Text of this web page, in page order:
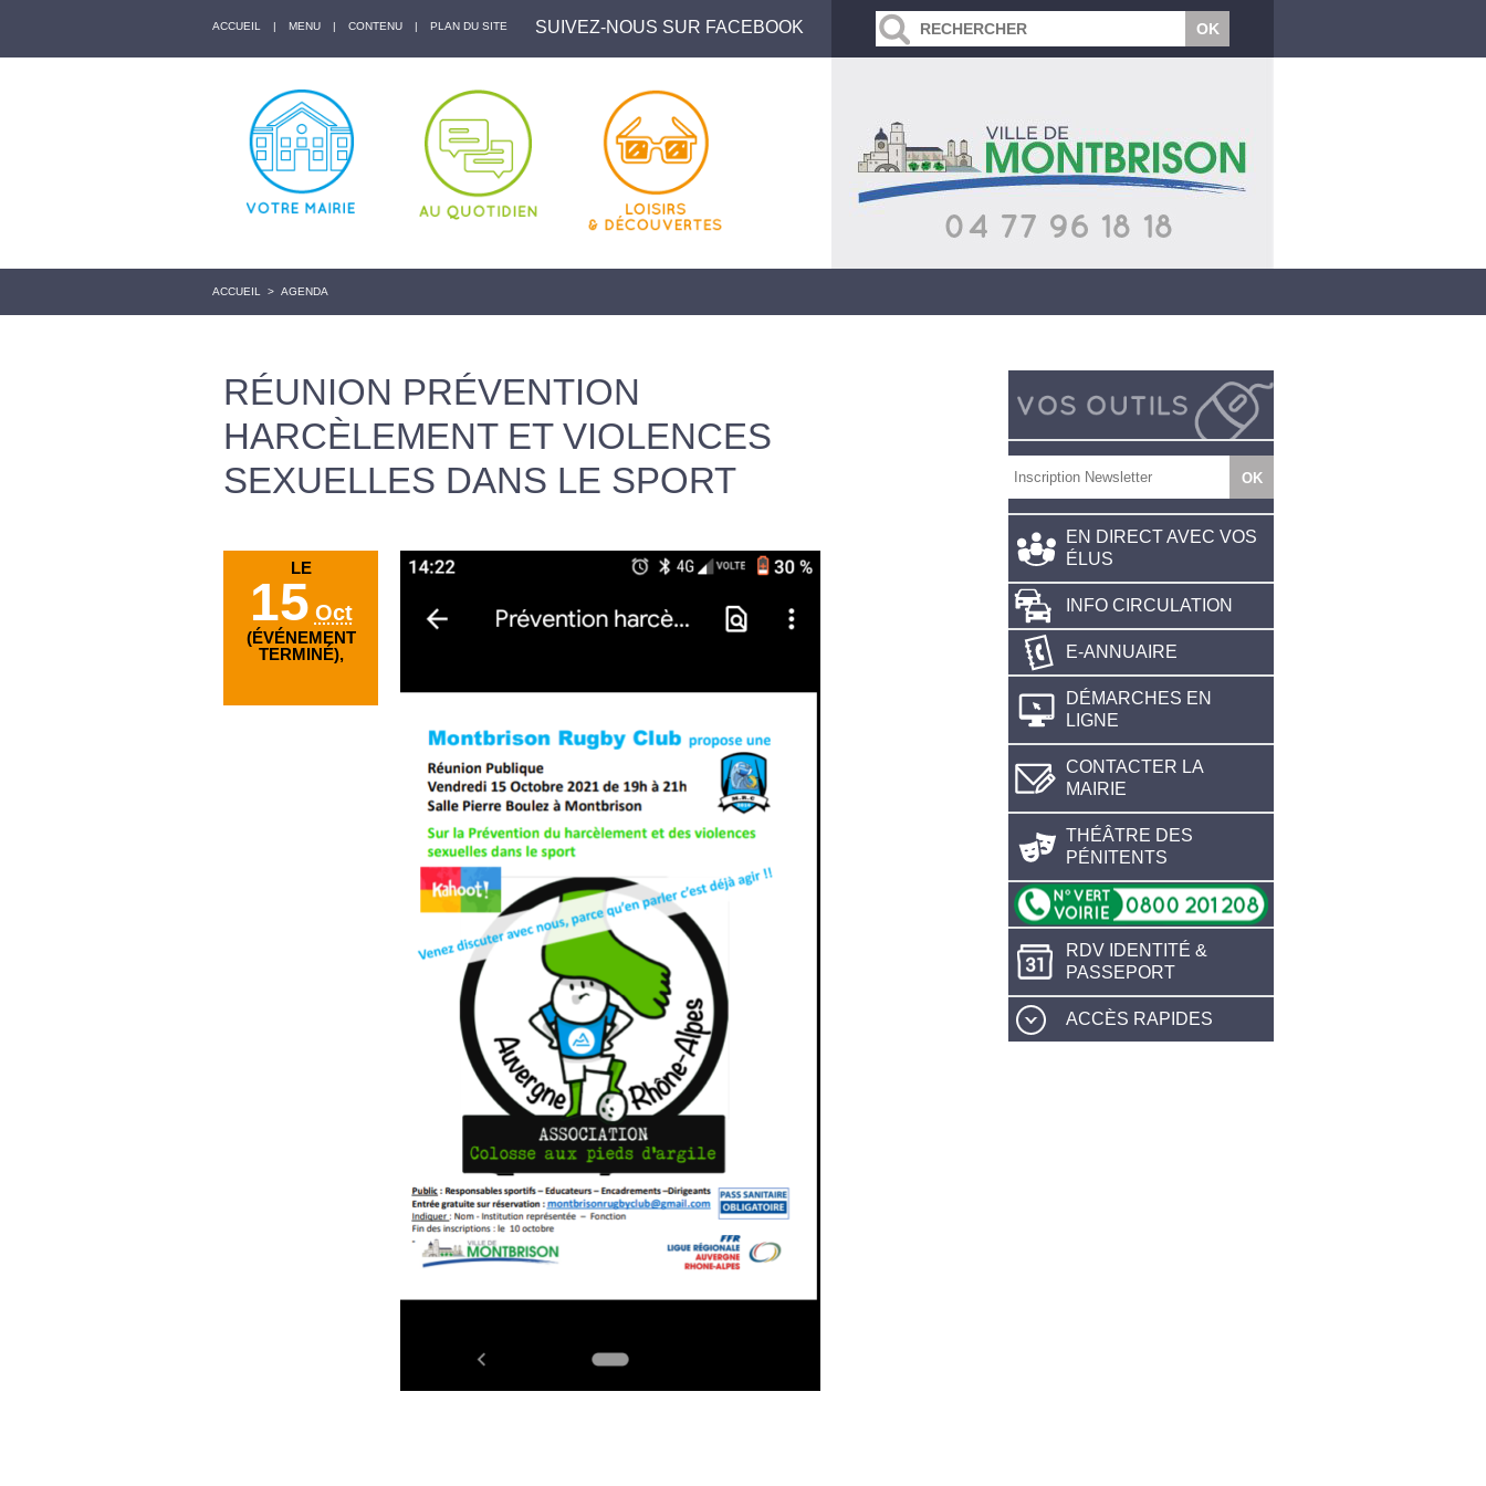
ACCUEIL | MENU | CONTENU | PLAN DU SITE SUIVEZ-NOUS SUR FACEBOOK
ACCUEIL > AGENDA
RÉUNION PRÉVENTION
HARCÈLEMENT ET VIOLENCES
SEXUELLES DANS LE SPORT
LE
15 Oct
(ÉVÉNEMENT
TERMINÉ),
EN DIRECT AVEC VOS
ÉLUS
INFO CIRCULATION
E-ANNUAIRE
DÉMARCHES EN
LIGNE
CONTACTER LA
MAIRIE
THÉÂTRE DES
PÉNITENTS
RDV IDENTITÉ &
PASSEPORT
ACCÈS RAPIDES